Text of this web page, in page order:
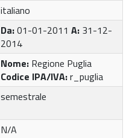
italiano
Da:01-01-2011 A: 31-12-
2014
Nome: Regione Puglia
Codice IPA/IVA:r_puglia
semestrale
N/A